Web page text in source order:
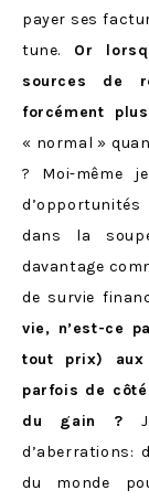
payer ses
tune. Or
sources de
forcément
« normal »
? Moi-même
dans la
davantage
de survie
vie, n’est-ce
tout prix) aux
parfois de
du gain ?
d’aberrations:
du monde